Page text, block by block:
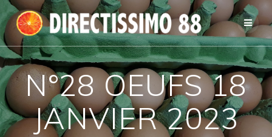
Passer
au
contenu
N°28 OEUFS 18
JANVIER 2023